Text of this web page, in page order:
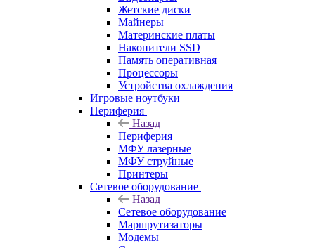
Жетские диски
Майнеры
Материнские платы
Накопители SSD
Память оперативная
Процессоры
Устройства охлаждения
Игровые ноутбуки
Периферия
Назад
Периферия
МФУ лазерные
МФУ струйные
Принтеры
Сетевое оборудование
Назад
Сетевое оборудование
Маршрутизаторы
Модемы